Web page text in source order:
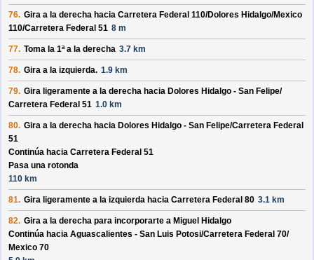
76. Gira a la derecha hacia Carretera Federal 110/Dolores Hidalgo/Mexico
110/Carretera Federal 51 8 m
77. Toma la 1ª a la derecha 3.7 km
78. Gira a la izquierda. 1.9 km
79. Gira ligeramente a la derecha hacia Dolores Hidalgo - San Felipe/
Carretera Federal 51 1.0 km
80. Gira a la derecha hacia Dolores Hidalgo - San Felipe/Carretera Federal
51
Continúa hacia Carretera Federal 51
Pasa una rotonda
110 km
81. Gira ligeramente a la izquierda hacia Carretera Federal 80 3.1 km
82. Gira a la derecha para incorporarte a Miguel Hidalgo
Continúa hacia Aguascalientes - San Luis Potosi/Carretera Federal 70/
Mexico 70